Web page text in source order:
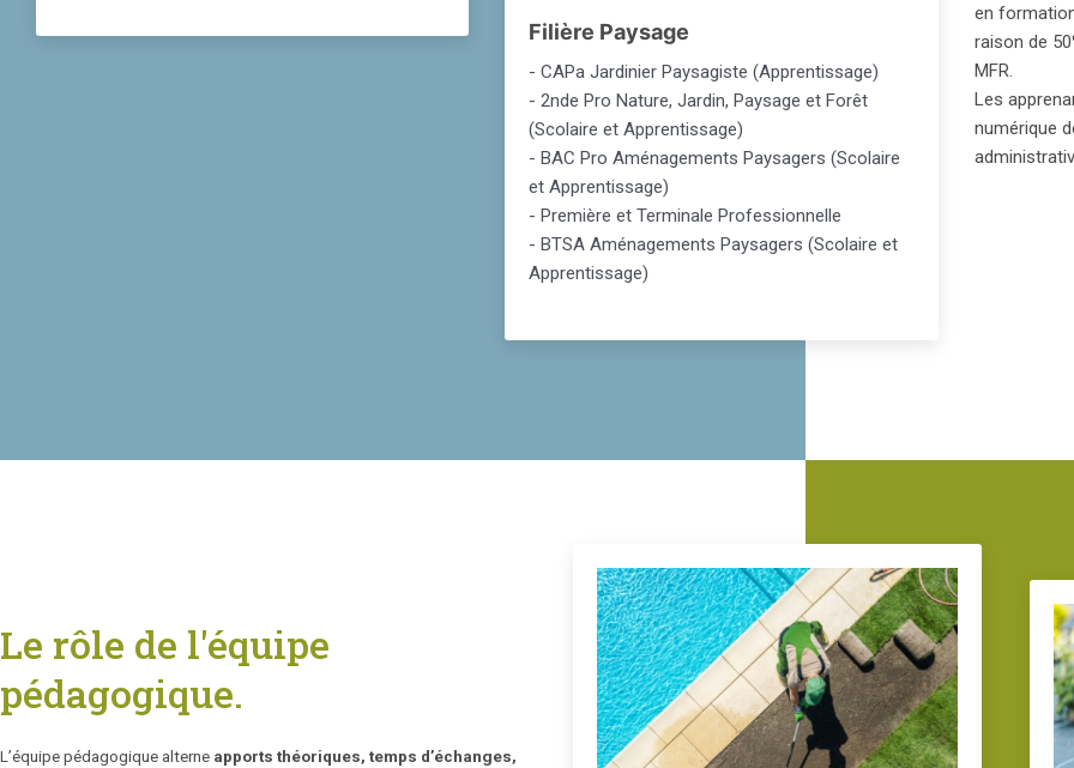
Filière Paysage
- CAPa Jardinier Paysagiste (Apprentissage)
- 2nde Pro Nature, Jardin, Paysage et Forêt
(Scolaire et Apprentissage)
- BAC Pro Aménagements Paysagers (Scolaire
et Apprentissage)
- Première et Terminale Professionnelle
- BTSA Aménagements Paysagers (Scolaire et
Apprentissage)
en
raison de
MFR.
Les
numérique
Le rôle de l'équipe
pédagogique.
L’équipe pédagogique alterne apports théoriques, temps d’échanges,